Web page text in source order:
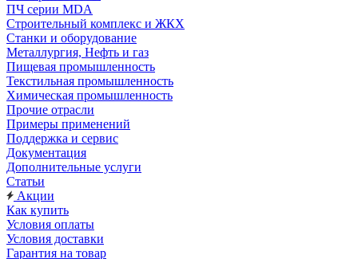
ПЧ серии MDA
Строительный комплекс и ЖКХ
Станки и оборудование
Металлургия, Нефть и газ
Пищевая промышленность
Текстильная промышленность
Химическая промышленность
Прочие отрасли
Примеры применений
Поддержка и сервис
Документация
Дополнительные услуги
Статьи
Акции
Как купить
Условия оплаты
Условия доставки
Гарантия на товар